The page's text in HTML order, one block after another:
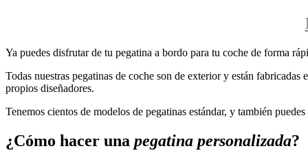
Ya puedes disfrutar de tu pegatina a bordo para tu coche de forma
Todas nuestras pegatinas de coche son de exterior y están
propios diseñadores.
Tenemos cientos de modelos de pegatinas estándar, y también
¿Cómo hacer una pegatina personalizada?